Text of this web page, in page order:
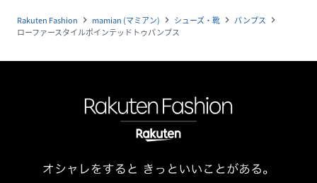
Rakuten Fashion navigate_next mamian (マミアン) navigate_next シューズ・靴 navigate_next パンプス navigate_next
ローファースタイルポインテッドトゥパンプス